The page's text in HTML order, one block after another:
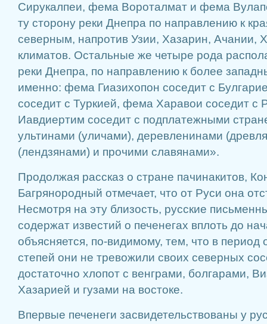
Сирукалпеи, фема Вороталмат и фема
ту сторону реки Днепра по направлению к
северным, напротив Узии, Хазарин, Ачании,
климатов. Остальные же четыре рода
реки Днепра, по направлению к более
именно: фема Гиазихопон соседит с
соседит с Туркией, фема Харавои соседит с
Иавдиертим соседит с подплатежными
ультинами (уличами), деревленинами
(лендзянами) и прочими славянами».
Продолжая рассказ о стране пачинакитов,
Багрянородный отмечает, что от Руси она
Несмотря на эту близость, русские
содержат известий о печенегах вплоть до
объясняется, по-видимому, тем, что в период
степей они не тревожили своих северных
достаточно хлопот с венграми, болгарами,
Хазарией и гузами на востоке.
Впервые печенеги засвидетельствованы у